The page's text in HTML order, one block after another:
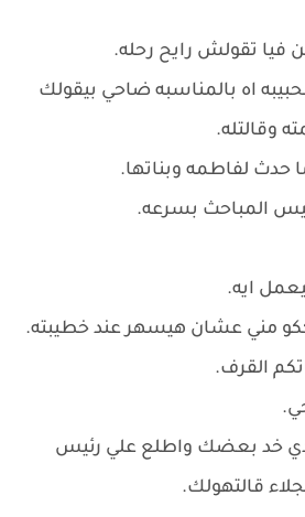
فيا تقولش رايح رحله.
اه بالمناسبه ضاحي بيقولك
وقالتله.
حدث لفاطمه وبناتها.
المباحث بسرعه.
ايه.
مني عشان هيسهر عند خطيبته.
القرف.
خد بعضك واطلع علي رئيس
قالتهولك.